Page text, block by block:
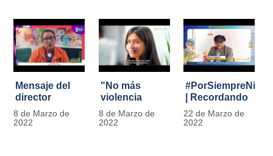
Mensaje del
director
Carlos Marín |
Día
8 de Marzo de
2022
"No más
violencia
contra la
mujer" | 8
8 de Marzo de
2022
| Recordando
al Padre
Javier de
22 de Marzo de
2022